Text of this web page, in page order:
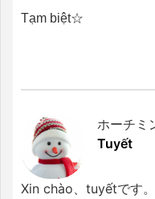
Tạm biệt☆
ホーチミ
Tuyết
Xin chào、tuyếtです